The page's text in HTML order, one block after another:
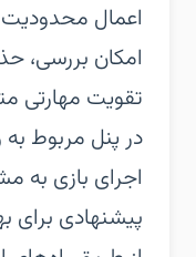
امکان بررسی،
تقویت مهارتی
در پنل مربوط به
اجرای بازی به
پیشنهادی برای